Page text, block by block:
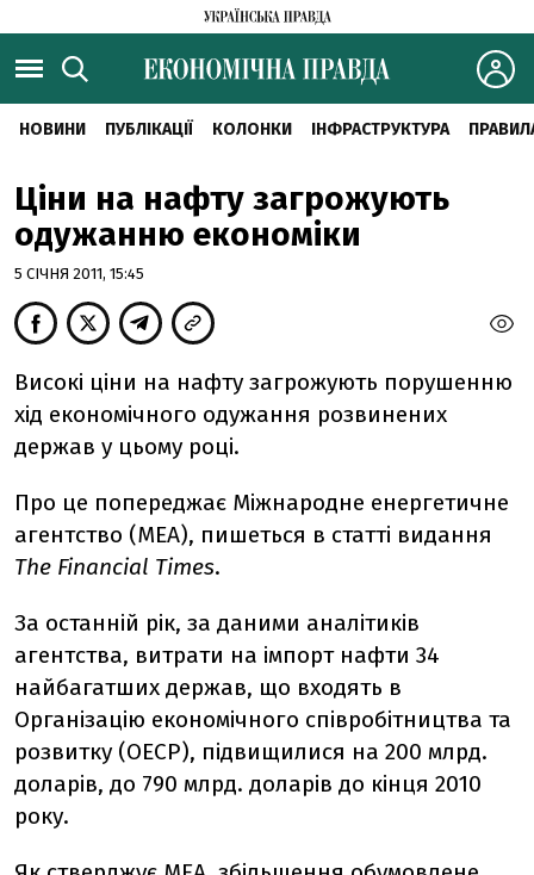
НОВИНИ ПУБЛІКАЦІЇ КОЛОНКИ ІНФРАСТРУКТУРА
Ціни на нафту загрожують
одужанню економіки
5 СІЧНЯ 2011, 15:45
Високі ціни на нафту загрожують порушенню
хід економічного одужання розвинених
держав у цьому році.
Про це попереджає Міжнародне енергетичне
агентство (МЕА), пишеться в статті видання
The Financial Times.
За останній рік, за даними аналітиків
агентства, витрати на імпорт нафти 34
найбагатших держав, що входять в
Організацію економічного співробітництва та
розвитку (ОЕСР), підвищилися на 200 млрд.
доларів, до 790 млрд. доларів до кінця 2010
року.